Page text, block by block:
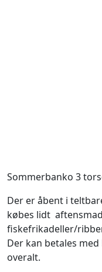
Sommerbanko 3
Der er åbent i
købes lidt
fiskefrikadeller/
Der kan betales
overalt.